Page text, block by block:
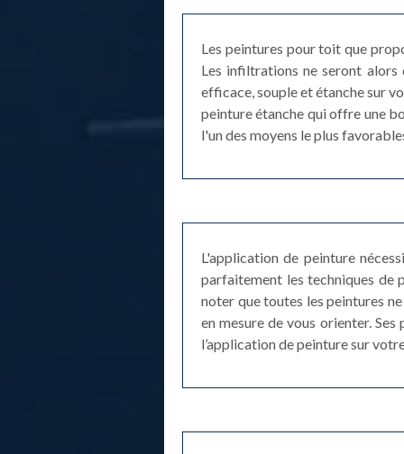
Les peintures pour toit que
Les infiltrations ne seront alors
efficace, souple et étanche sur
peinture étanche qui offre une
l'un des moyens le plus
L'application de peinture
parfaitement les techniques de
noter que toutes les peintures
en mesure de vous orienter.
l’application de peinture sur